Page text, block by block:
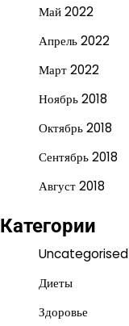
Май 2022
Апрель 2022
Март 2022
Ноябрь 2018
Октябрь 2018
Сентябрь 2018
Август 2018
Категории
Uncategorised
Диеты
Здоровье